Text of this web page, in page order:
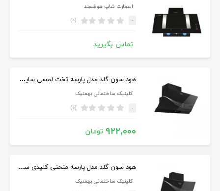
اسمارت شاپ هوشمند
- (۰)
تماس بگیرید
هود سون گلد مدل پارسه تخت لمسی سایز ۹۰
کلینیک ساختمانی بهمنیک
- (۰)
۹۲۲,۰۰۰ تومان
هود سون گلد مدل پارسه منحنی کلیدی سایز ۹۰
کلینیک ساختمانی بهمنیک